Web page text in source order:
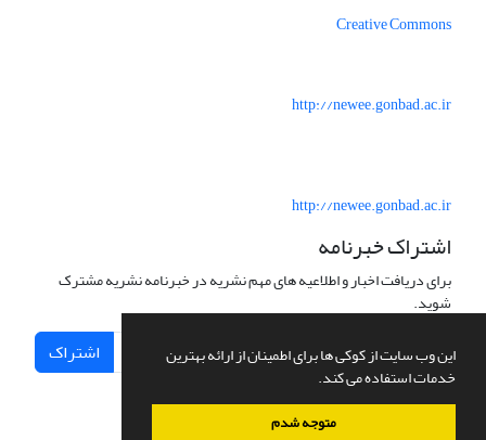
این وب سایت از کوکی ها برای اطمینان از ارائه بهترین
خدمات استفاده می کند.
متوجه شدم
Creative Commons
http://newee.gonbad.ac.ir
http://newee.gonbad.ac.ir
اشتراک خبرنامه
برای دریافت اخبار و اطلاعیه های مهم نشریه در خبرنامه نشریه مشترک
شوید.
اشتراک